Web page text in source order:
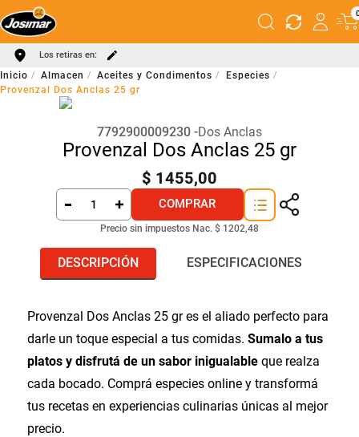
Los retiras en:
Almacen Aceites y Condimentos
Especies
Provenzal Dos Anclas 25 gr
7792900009230 Dos Anclas
Provenzal Dos Anclas 25 gr
$ 1455,00
COMPRAR
Precio sin impuestos Nac. $ 1202,48
DESCRIPCIÓN ESPECIFICACIONES
Provenzal Dos Anclas 25 gr es el aliado perfecto para
darle un toque especial a tus comidas. Sumalo a tus
platos y disfrutá de un sabor inigualableque realza
cada bocado. Comprá especies online y transformá
tus recetas en experiencias culinarias únicas al mejor
precio.